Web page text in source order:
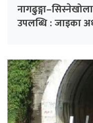
उपलब्धि : जाइका